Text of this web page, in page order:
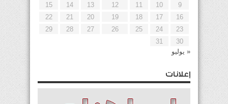
9
10
11
12
13
14
15
16
17
18
19
20
21
22
23
24
25
26
27
28
29
30
31
« يوليو
إعلانات